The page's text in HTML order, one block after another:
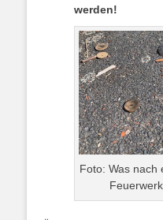
werden!
Foto: Was nach